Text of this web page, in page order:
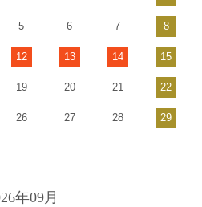
5 6 7 8
12 13 14 15
19 20 21 22
26 27 28 29
年09月